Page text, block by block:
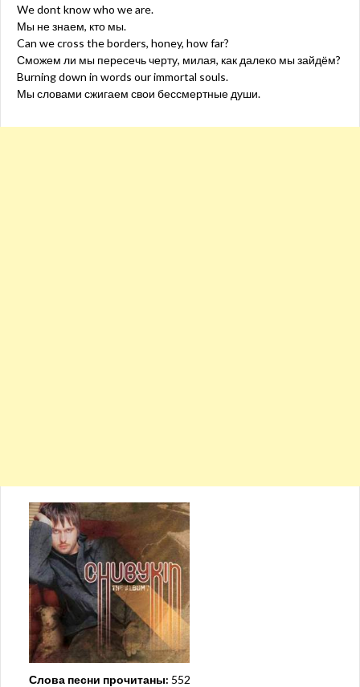
We dont know who we are.
Мы не знаем, кто мы.
Can we cross the borders, honey, how far?
Сможем ли мы пересечь черту, милая, как далеко мы зайдём?
Burning down in words our immortal souls.
Мы словами сжигаем свои бессмертные души.
Слова песни прочитаны: 552